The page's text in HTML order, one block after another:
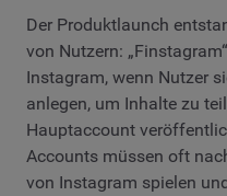
Der Produktlaunch
von Nutzern:
Instagram, wenn Nutzer
anlegen, um Inhalte zu
Hauptaccount
Accounts müssen oft
von Instagram spielen